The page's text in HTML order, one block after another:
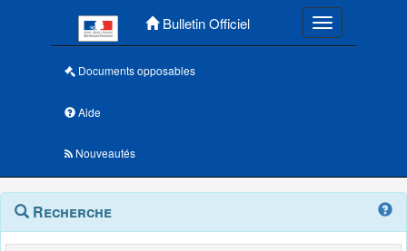
Bulletin Officiel Toggle
Documents opposables
Aide
Nouveautés
Navigation
outils
Menu
contextuel
Recherche